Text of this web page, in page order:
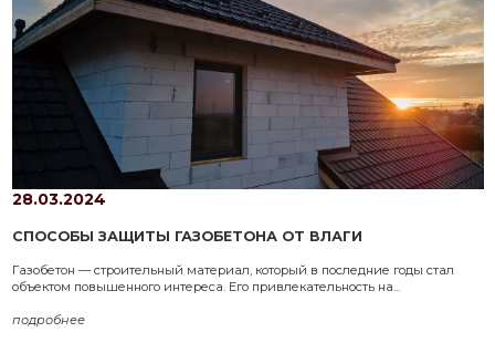
28.03.2024
СПОСОБЫ ЗАЩИТЫ ГАЗОБЕТОНА ОТ ВЛАГИ
Газобетон — строительный материал, который в последние годы стал
объектом повышенного интереса. Его привлекательность на...
подробнее